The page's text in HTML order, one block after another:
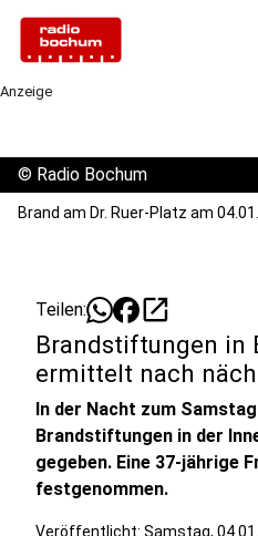
Anzeige
© Radio Bochum
Brand am Dr. Ruer-Platz am
Teilen: open_in_new
Brandstiftungen in
ermittelt nach
In der Nacht zum
Brandstiftungen in der
gegeben. Eine 37-jährige
festgenommen.
Veröffentlicht: Samstag,